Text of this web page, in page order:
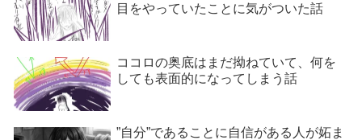
目をやっていたことに気がついた話
ココロの奥底はまだ拗ねていて、何を
しても表面的になってしまう話
”自分”であることに自信がある人が妬ま